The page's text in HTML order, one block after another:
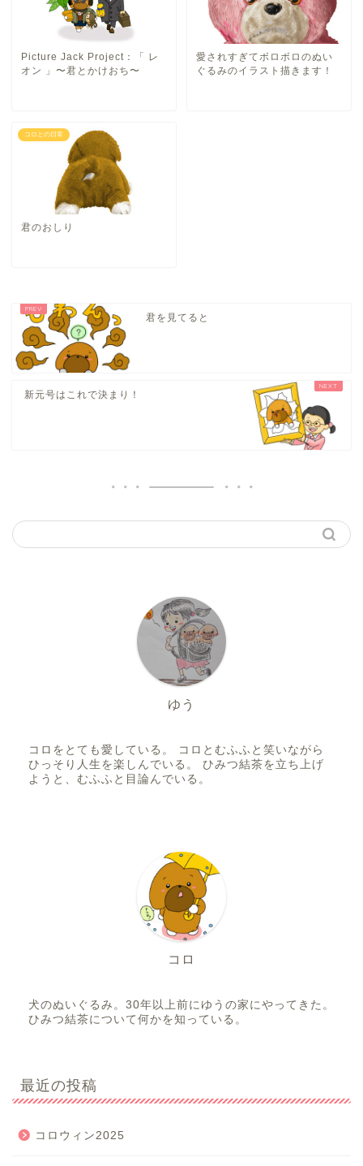
Picture Jack Project：「 レ
オン 」〜君とかけおち〜
愛されすぎてボロボロのぬい
ぐるみのイラスト描きます！
コロとの日常
君のおしり
君を見てると
新元号はこれで決まり！
ゆう
コロをとても愛している。 コロとむふふと笑いながら
ひっそり人生を楽しんでいる。 ひみつ結茶を立ち上げ
ようと、むふふと目論んでいる。
コロ
犬のぬいぐるみ。30年以上前にゆうの家にやってきた。
ひみつ結茶について何かを知っている。
最近の投稿
コロウィン2025